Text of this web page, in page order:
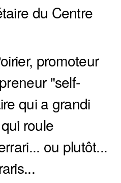
du Centre
promoteur
"self-
qui a grandi
roule
ou plutôt...